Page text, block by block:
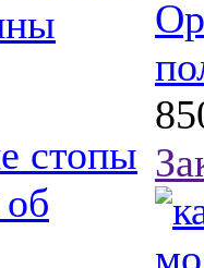
стопы